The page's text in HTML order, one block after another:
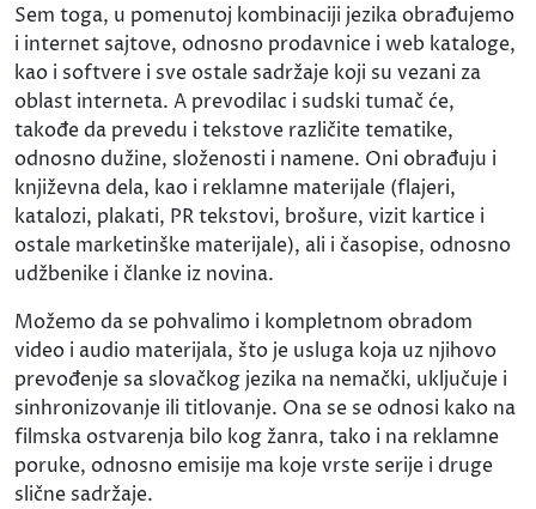
Sem toga, u pomenutoj kombinaciji jezika obrađujemo
i internet sajtove, odnosno prodavnice i web kataloge,
kao i softvere i sve ostale sadržaje koji su vezani za
oblast interneta. A prevodilac i sudski tumač će,
takođe da prevedu i tekstove različite tematike,
odnosno dužine, složenosti i namene. Oni obrađuju i
književna dela, kao i reklamne materijale (flajeri,
katalozi, plakati, PR tekstovi, brošure, vizit kartice i
ostale marketinške materijale), ali i časopise, odnosno
udžbenike i članke iz novina.
Možemo da se pohvalimo i kompletnom obradom
video i audio materijala, što je usluga koja uz njihovo
prevođenje sa slovačkog jezika na nemački, uključuje i
sinhronizovanje ili titlovanje. Ona se se odnosi kako na
filmska ostvarenja bilo kog žanra, tako i na reklamne
poruke, odnosno emisije ma koje vrste serije i druge
slične sadržaje.